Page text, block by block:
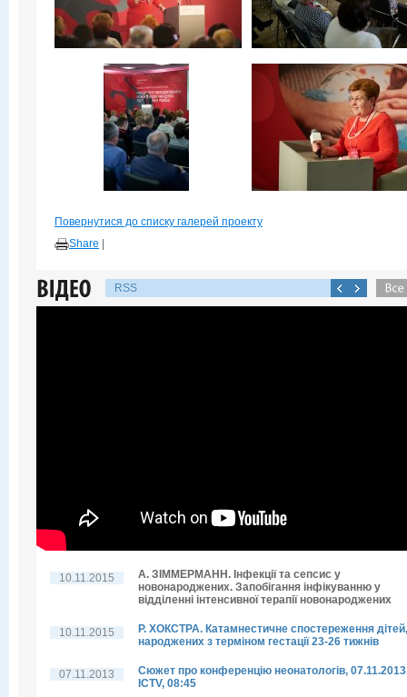
Повернутися до списку галерей проекту
Share
RSS
10.11.2015
А. ЗІММЕРМАНН. Інфекції та сепсис у
новонароджених. Запобігання інфікуванню у
відділенні інтенсивної терапії новонароджених
10.11.2015
Р. ХОКСТРА. Катамнестичне спостереження дітей,
народжених з терміном гестації 23-26 тижнів
07.11.2013
Cюжет про конференцію неонатологів,
ICTV, 08:45